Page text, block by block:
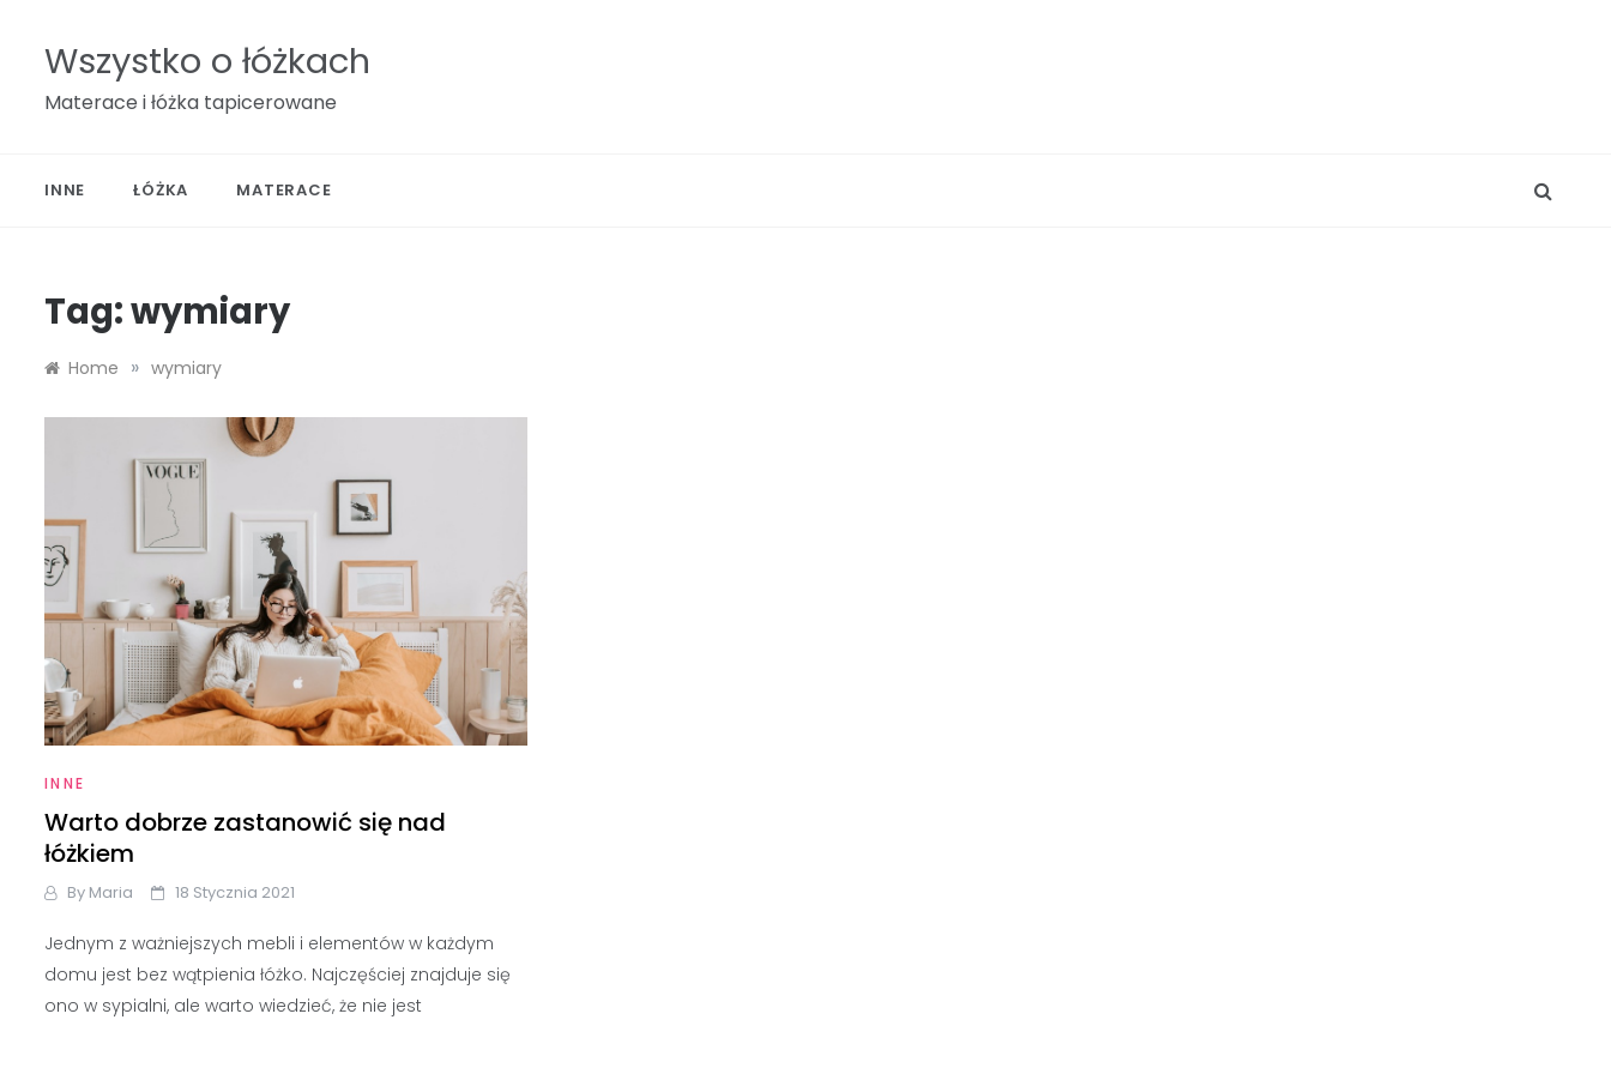
contentWszystko o łóżkach
Materace i łóżka tapicerowane
INNE ŁÓŻKA MATERACE
Tag:wymiary
Home » wymiary
INNE
Warto dobrze zastanowić się nad
łóżkiem
By Maria 18 Stycznia 2021
Jednym z ważniejszych mebli i elementów w każdym
domu jest bez wątpienia łóżko. Najczęściej znajduje się
ono w sypialni, ale warto wiedzieć, że nie jest